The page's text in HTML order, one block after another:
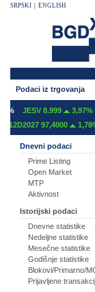
SRPSKI ENGLISH
Podaci iz trgovanja
JESV 8.999 3,97%
97,4000
1,78%
Dnevni podaci
Prime Listing
Open Market
MTP
Aktivnost
Istorijski podaci
Dnevne statistike
Nedeljne statistike
Mesečne statistike
Godišnje statistike
Blokovi/Primarno/
Prijavljene